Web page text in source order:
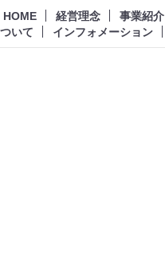
HOME 経営理念 事業紹介
いて
インフォメーション